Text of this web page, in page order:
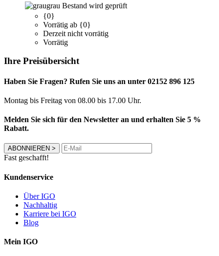
grau Bestand wird geprüft
{0}
Vorrätig ab {0}
Derzeit nicht vorrätig
Vorrätig
Ihre Preisübersicht
Haben Sie Fragen? Rufen Sie uns an unter 02152 896 125
Montag bis Freitag von 08.00 bis 17.00 Uhr.
Melden Sie sich für den Newsletter an und erhalten Sie 5 %
Rabatt.
ABONNIEREN >
Fast geschafft!
Kundenservice
Über IGO
Nachhaltig
Karriere bei IGO
Blog
Mein IGO